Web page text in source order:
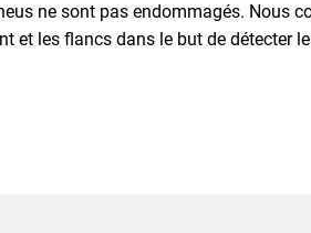
ne sont pas endommagés. Nous
et les flancs dans le but de détecter